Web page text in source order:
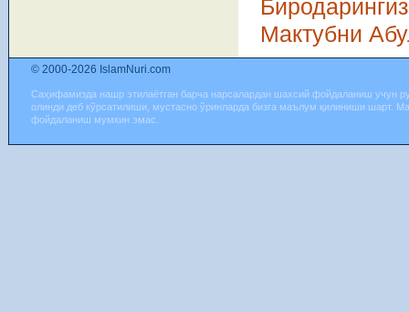
Мактубни
© 2000-2026 IslamNuri.com
Саҳифамизда нашр этилаётган барча нарсалардан шахсий фойдаланиш учун
олинди деб кўрсатилиши, мустасно ўринларда бизга маълум қилиниши шарт.
фойдаланиш мумкин эмас.